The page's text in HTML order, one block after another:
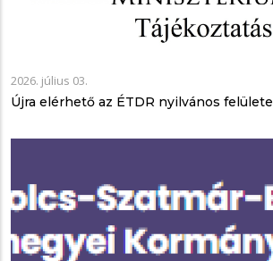
2026. július 03.
Újra elérhető az ÉTDR nyilvános felülete